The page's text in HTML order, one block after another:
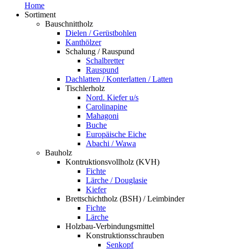
Home
Sortiment
Bauschnittholz
Dielen / Gerüstbohlen
Kanthölzer
Schalung / Rauspund
Schalbretter
Rauspund
Dachlatten / Konterlatten / Latten
Tischlerholz
Nord. Kiefer u/s
Carolinapine
Mahagoni
Buche
Europäische Eiche
Abachi / Wawa
Bauholz
Kontruktionsvollholz (KVH)
Fichte
Lärche / Douglasie
Kiefer
Brettschichtholz (BSH) / Leimbinder
Fichte
Lärche
Holzbau-Verbindungsmittel
Konstruktionsschrauben
Senkopf